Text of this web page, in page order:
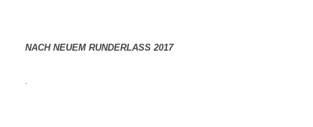
NACH NEUEM RUNDERLASS 2017
.